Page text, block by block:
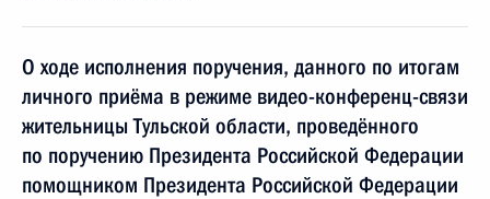
О ходе исполнения поручения, данного по итогам
личного приёма в режиме видео-конференц-связи
жительницы Тульской области, проведённого
по поручению Президента Российской Федерации
помощником Президента Российской Федерации